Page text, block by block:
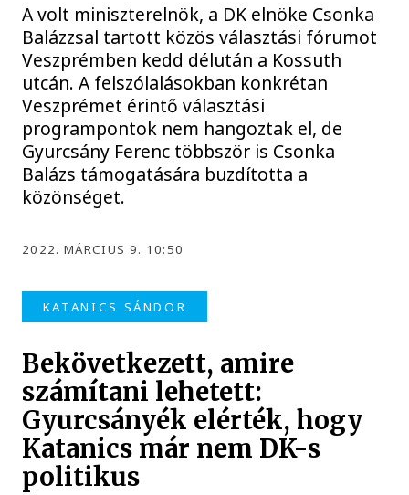
A volt miniszterelnök, a DK elnöke Csonka
Balázzsal tartott közös választási fórumot
Veszprémben kedd délután a Kossuth
utcán. A felszólalásokban konkrétan
Veszprémet érintő választási
programpontok nem hangoztak el, de
Gyurcsány Ferenc többször is Csonka
Balázs támogatására buzdította a
közönséget.
2022. MÁRCIUS 9. 10:50
KATANICS SÁNDOR
Bekövetkezett, amire
számítani lehetett:
Gyurcsányék elérték, hogy
Katanics már nem DK-s
politikus